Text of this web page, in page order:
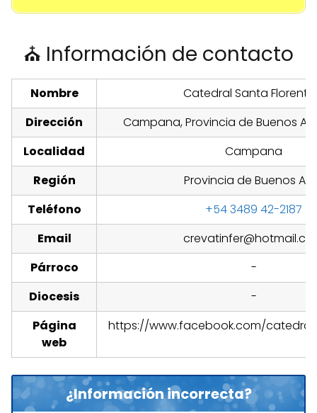
⛪ Información de contacto
Nombre
Catedral Santa
Dirección
Campana, Provincia de Buenos
Localidad
Campana
Región
Provincia de Buenos
Teléfono
+54 3489 42-2187
Email
Párroco
-
Diocesis
-
Página
web
https://www.facebook.com/
¿Información incorrecta?